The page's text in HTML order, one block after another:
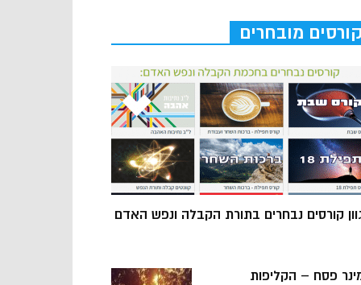
קורסים מובחרים
קורסים נבחרים בתורת הקבלה ונפש האדם
פסח – הקליפות